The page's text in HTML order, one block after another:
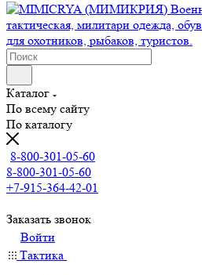
Каталог
По всему сайту
По каталогу
8-800-301-05-60
8-800-301-05-60
+7-915-364-42-01
Заказать звонок
Войти
Тактика